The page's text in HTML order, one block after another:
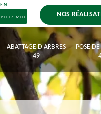
NOS
ABATTAGE D'ARBRES
49
POSE